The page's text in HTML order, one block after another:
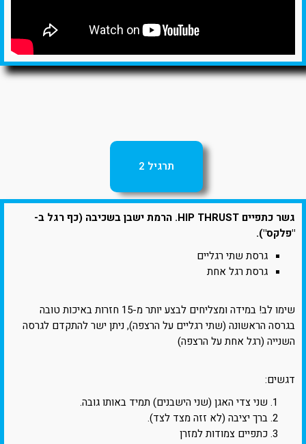
תרגיל 2
גשר כתפיים HIP THRUST. הרמת ישבן בשכיבה (כף רגל ב-
"פלקס").
גרסת שתי רגליים
גרסת רגל אחת
שימו לב! במידה ומצליחים לבצע יותר מ-15 חזרות באיכות טובה
בגרסה הראשונה (שתי רגליים על הרצפה), ניתן ישר להתקדם לגרסה
השנייה (רגל אחת על הרצפה)
דגשים:
שני צדי האגן (שני הישבנים) תמיד באותו גובה.
ברך יציבה (לא זזה מצד לצד).
כתפיים צמודות למזרן